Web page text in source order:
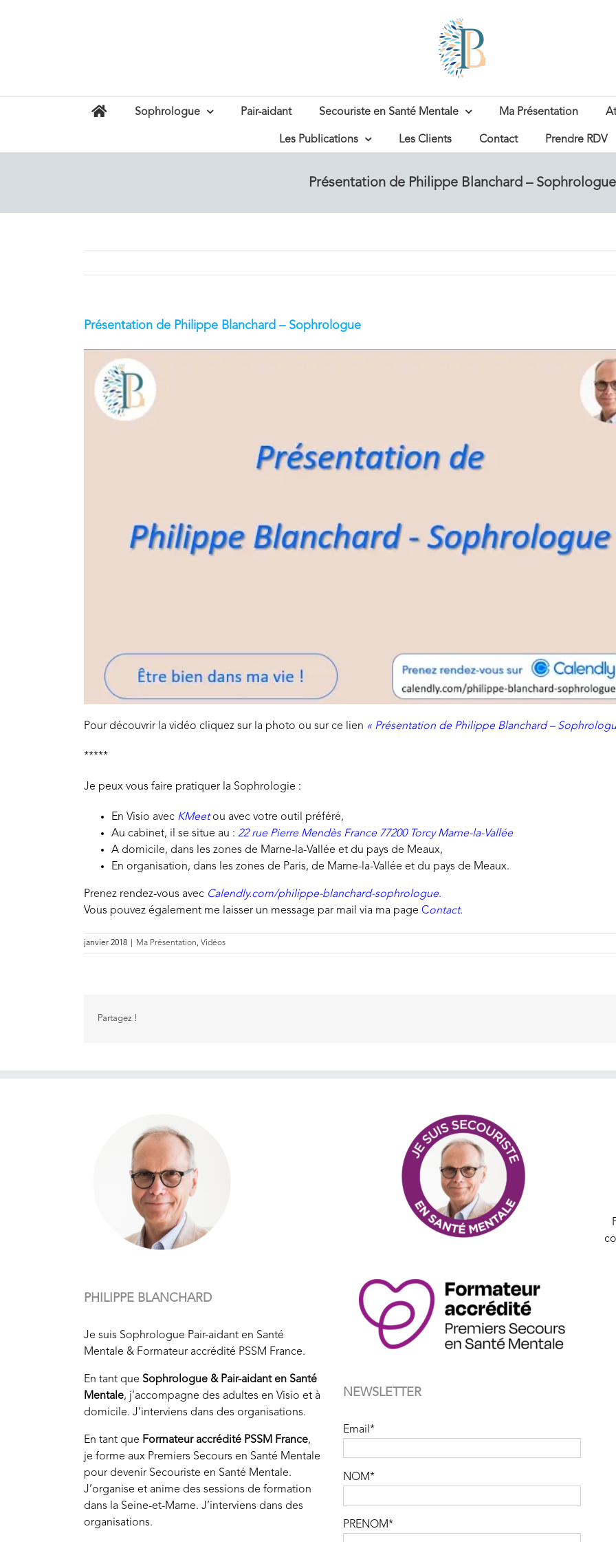
Sophrologue Pair-aidant Secouriste en Santé Mentale Ma Présentation
Les Publications Les Clients Contact Prendre RDV
Présentation de Philippe Blanchard – Sophrologue
Présentation de Philippe Blanchard – Sophrologue
Pour découvrir la vidéo cliquez sur la photo ou sur ce lien « Présentation de Philippe Blanchard –
*****
Je peux vous faire pratiquer la Sophrologie :
En Visio avec KMeet ou avec votre outil préféré,
Au cabinet, il se situe au : 22 rue Pierre Mendès France 77200 Torcy Marne-la-Vallée
A domicile, dans les zones de Marne-la-Vallée et du pays de Meaux,
En organisation, dans les zones de Paris, de Marne-la-Vallée et du pays de Meaux.
Prenez rendez-vous avec Calendly.com/philippe-blanchard-sophrologue.
Vous pouvez également me laisser un message par mail via ma page Contact.
janvier 2018 Ma Présentation, Vidéos
Partagez !
PHILIPPE BLANCHARD
Je suis Sophrologue Pair-aidant en Santé
Mentale & Formateur accrédité PSSM France.
En tant que Sophrologue & Pair-aidant en Santé
Mentale, j’accompagne des adultes en Visio et à
domicile. J’interviens dans des organisations.
En tant que Formateur accrédité PSSM France,
je forme aux Premiers Secours en Santé Mentale
pour devenir Secouriste en Santé Mentale.
J’organise et anime des sessions de formation
dans la Seine-et-Marne. J’interviens dans des
organisations.
NEWSLETTER
Email*
NOM*
PRENOM*